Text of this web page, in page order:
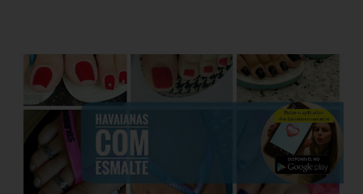
matéria, mergulhamos nos detalhes técnicos e estéticos do
look, com foco especial no calçado que desafiou as leis da
gravidade e da moda: o salto plataforma construído com
Havaianas . A ironia da "Basiquinha": O figurino de joias
Antes de chegarmos aos pés, precisamos falar sobre a
armadura de brilho que Paolla ostentou. O conjunto,